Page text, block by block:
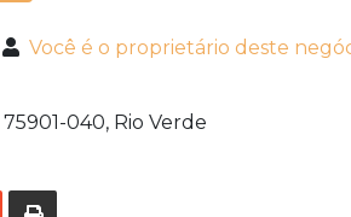
Você é o proprietário deste
75901-040, Rio Verde